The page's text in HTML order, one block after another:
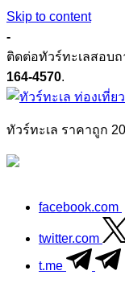
Skip to content
-
ติดต่อทัวร์ทะเลสอบ
164-4570.
ทัวร์ทะเล ราคาถูก
facebook.com
twitter.com
t.me